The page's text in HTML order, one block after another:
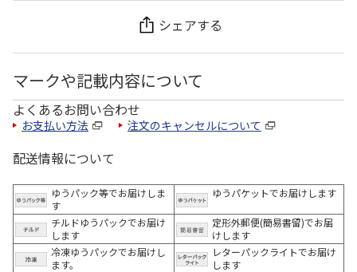
シェアする
マークや記載内容について
よくあるお問い合わせ
お支払い方法 注文のキャンセルについて
配送情報について
ゆうパック等でお届けしま
す
ゆうパケットでお届けします
チルドゆうパックでお届け
します
定形外郵便(簡易書留)でお届
けします
冷凍ゆうパックでお届けし
ます。
レターパックライトでお届け
します